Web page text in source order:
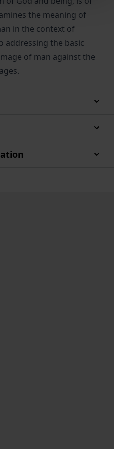
the meaning of
in the context of
addressing the basic
of man against the